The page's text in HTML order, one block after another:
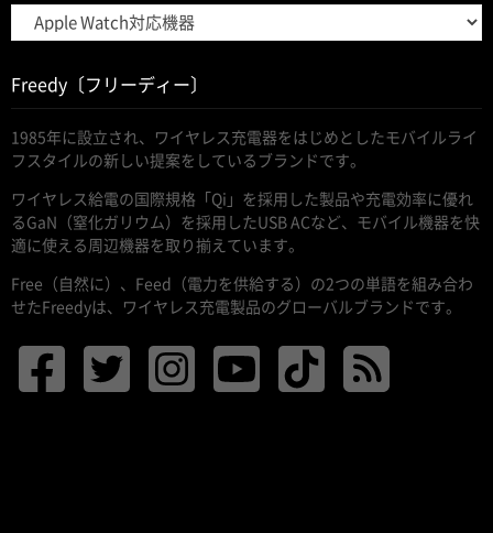
リ
ー
Freedy〔フリーディー〕
1985年に設立され、ワイヤレス充電器をはじめとしたモバイルライ
フスタイルの新しい提案をしているブランドです。
ワイヤレス給電の国際規格「Qi」を採用した製品や充電効率に優れ
るGaN（窒化ガリウム）を採用したUSB ACなど、モバイル機器を快
適に使える周辺機器を取り揃えています。
Free（自然に）、Feed（電力を供給する）の2つの単語を組み合わ
せたFreedyは、ワイヤレス充電製品のグローバルブランドです。